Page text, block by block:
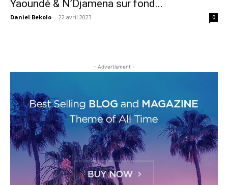
Yaoundé & N’Djamena sur fond...
Daniel Bekolo - 22 avril 2023 0
- Advertisment -